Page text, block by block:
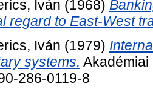
Iván (1968)
regard to East-West
Iván (1979)
systems. Akadémiai
286-0119-8